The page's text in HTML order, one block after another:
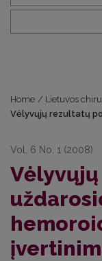
Home / Lietuvos
Vėlyvųjų rezultatų
Vol. 6 No. 1 (2008)